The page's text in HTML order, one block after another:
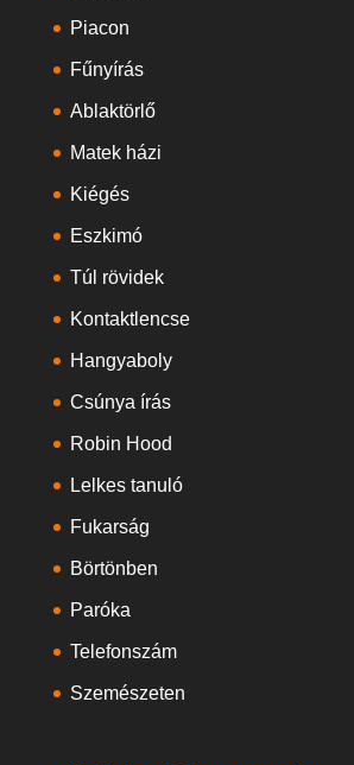
Piacon
Fűnyírás
Ablaktörlő
Matek házi
Kiégés
Eszkimó
Túl rövidek
Kontaktlencse
Hangyaboly
Csúnya írás
Robin Hood
Lelkes tanuló
Fukarság
Börtönben
Paróka
Telefonszám
Szemészeten